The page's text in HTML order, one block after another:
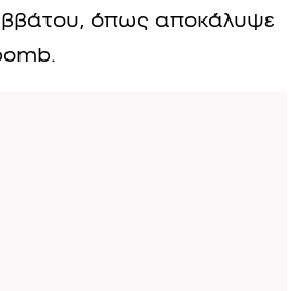
όπως αποκάλυψε